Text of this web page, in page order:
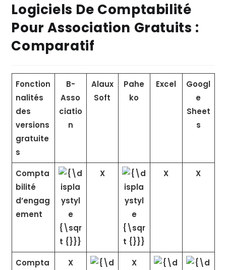
Logiciels De Comptabilité
Pour Association Gratuits :
Comparatif
Fonction
nalités
des
versions
gratuite
s
B-
Asso
ciatio
n
Alaux
Soft
Pahe
ko
Excel
Googl
e
Sheet
s
Compta
bilité
d’engag
ement
X X X
Compta
X X